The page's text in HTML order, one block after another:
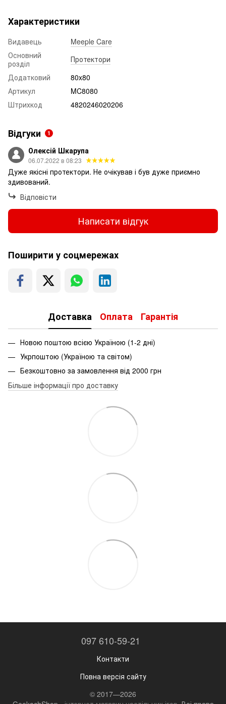
Характеристики
Видавець
Meeple Care
Основний
розділ
Протектори
Додатковий
80x80
Артикул
MC8080
Штрихкод
4820246020206
Відгуки 1
Олексій Шкарупа
06.07.2022 в 08:23
Дуже якісні протектори. Не очікував і був дуже приємно
здивований.
Відповісти
Написати відгук
Поширити у соцмережах
Доставка Оплата Гарантія
Новою поштою всією Україною (1-2 дні)
Укрпоштою (Україною та світом)
Безкоштовно за замовлення від 2000 грн
Більше інформації про доставку
097 610-59-21
Контакти
Повна версія сайту
© 2017—2026